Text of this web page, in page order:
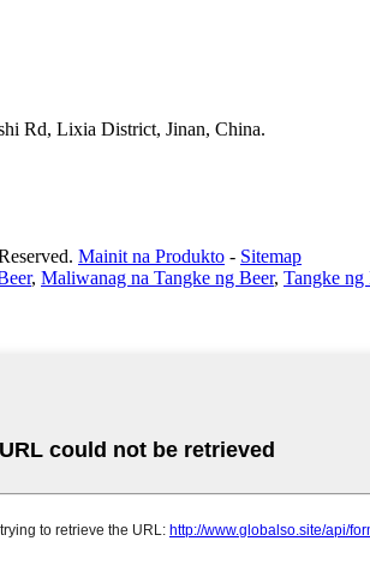
Rd, Lixia District, Jinan, China.
Mainit na Produkto - Sitemap
, Maliwanag na Tangke ng Beer, Tangke ng